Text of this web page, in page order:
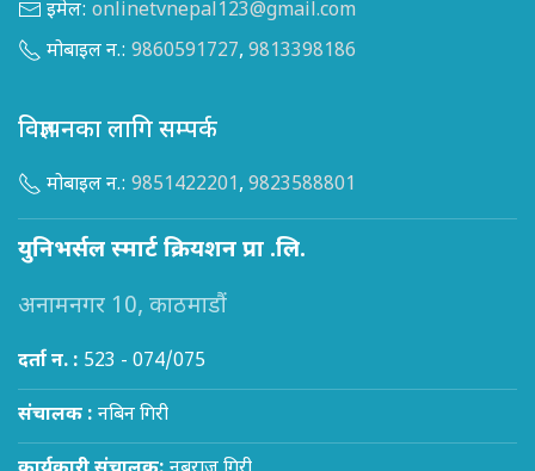
इमेल: onlinetvnepal123@gmail.com
मोबाइल न.: 9860591727, 9813398186
विज्ञापनका लागि सम्पर्क
मोबाइल न.: 9851422201, 9823588801
युनिभर्सल स्मार्ट क्रियशन प्रा .लि.
अनामनगर 10, काठमाडौं
दर्ता न. : 523 - 074/075
संचालक : नबिन गिरी